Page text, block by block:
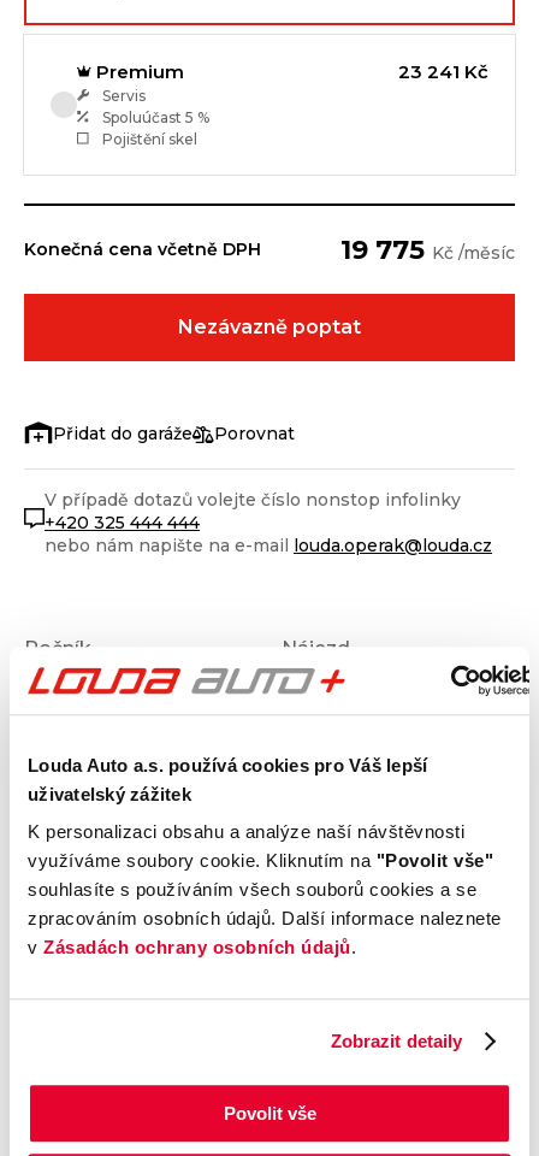
Louda Auto a.s. používá cookies pro Váš lepší
uživatelský zážitek
K personalizaci obsahu a analýze naší návštěvnosti
využíváme soubory cookie. Kliknutím na "Povolit vše"
souhlasíte s používáním všech souborů cookies a se
zpracováním osobních údajů. Další informace naleznete
v Zásadách ochrany osobních údajů.
Zobrazit detaily
Povolit vše
Ročník
2026
Nájezd
0km
Stav
Výkon
Palivo
Diesel
Převodovka
Výrobce
Model
Výbava
Karoserie
3.3 e-Skyactiv D254
spotřeba
5
Barva
Modrá
Premium 23 241 Kč
Servis
Spoluúčast 5 %
Pojištění skel
Konečná cena včetně DPH 19 775 Kč /měsíc
Nezávazně poptat
Porovnat
V případě dotazů volejte číslo nonstop infolinky
+420 325 444 444
nebo nám napište na e-mail louda.operak@louda.cz